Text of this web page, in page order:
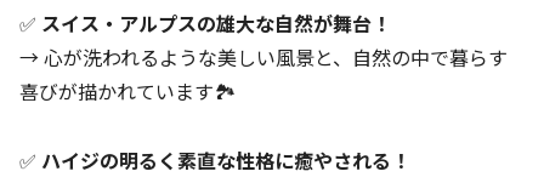
✅ スイス・アルプスの雄大な自然が舞台！
→ 心が洗われるような美しい風景と、自然の中で暮らす
喜びが描かれています🏞️
✅ ハイジの明るく素直な性格に癒やされる！